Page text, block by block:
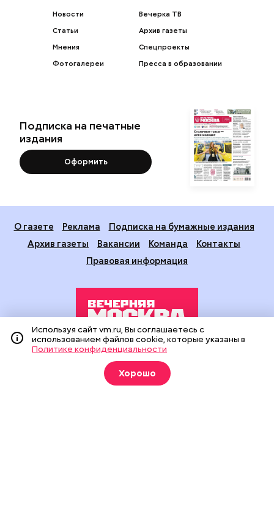
Новости
Статьи
Мнения
Фотогалереи
Вечерка ТВ
Архив газеты
Спецпроекты
Пресса в образовании
Подписка на печатные
издания
Оформить
О газете Реклама
Подписка на бумажные издания
Архив газеты
Вакансии Команда
Контакты
Правовая информация
Издание создано при финансовой поддержке Департамента
средств массовой информации и рекламы города Москвы.
На сайте применяются рекомендательные технологии
(информационные технологии предоставления информации
Используя сайт vm.ru, Вы соглашаетесь с
использованием файлов cookie, которые указаны в
Политике конфиденциальности
Хорошо